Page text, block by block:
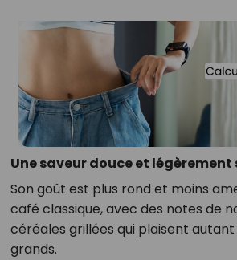
Une saveur douce et légèrement
Son goût est plus rond et moins
café classique, avec des notes de
céréales grillées qui plaisent autant
grands.